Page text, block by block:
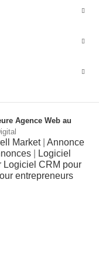
Agence Web au
Market| Annonce
Logiciel
Logiciel CRM pour
entrepreneurs